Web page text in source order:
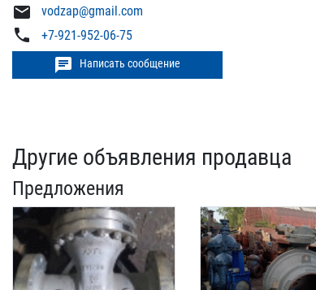
mail vodzap@gmail.com
phone +7-921-952-06-75
chat Написать сообщение
Другие объявления продавца
Предложения